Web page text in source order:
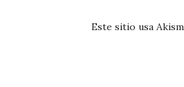
Este sitio usa